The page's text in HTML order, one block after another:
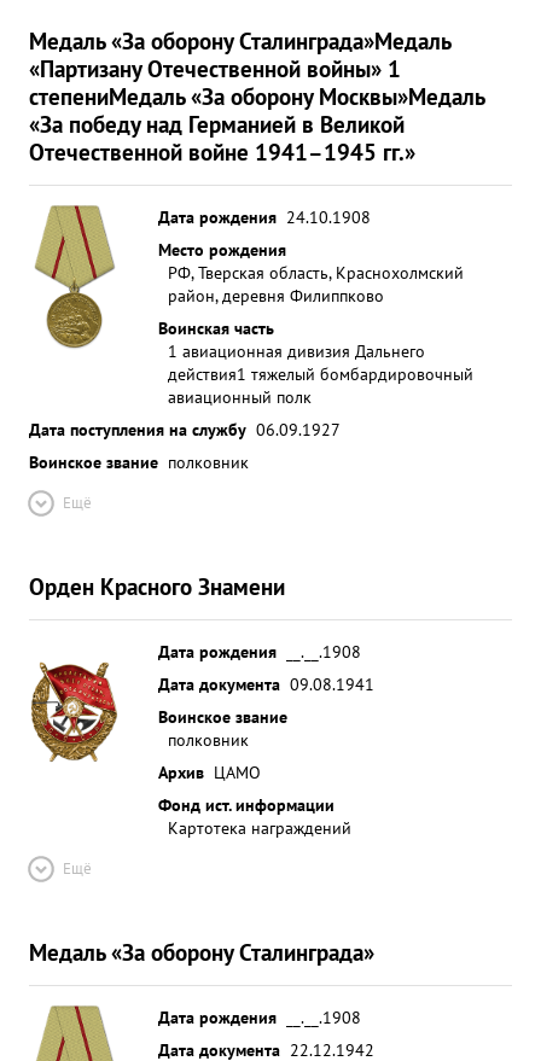
Медаль «За оборону Сталинграда»Медаль
«Партизану Отечественной войны» 1
степениМедаль «За оборону Москвы»Медаль
«За победу над Германией в Великой
Отечественной войне 1941–1945 гг.»
Дата рождения 24.10.1908
Место рождения
РФ, Тверская область, Краснохолмский
район, деревня Филиппково
Воинская часть
1 авиационная дивизия Дальнего
действия1 тяжелый бомбардировочный
авиационный полк
Дата поступления на службу 06.09.1927
Воинское звание полковник
Ещё
Орден Красного Знамени
Дата рождения
__.__.1908
Дата документа 09.08.1941
Воинское звание
полковник
Архив ЦАМО
Фонд ист. информации
Картотека награждений
Ещё
Медаль «За оборону Сталинграда»
Дата рождения
__.__.1908
Дата документа 22.12.1942